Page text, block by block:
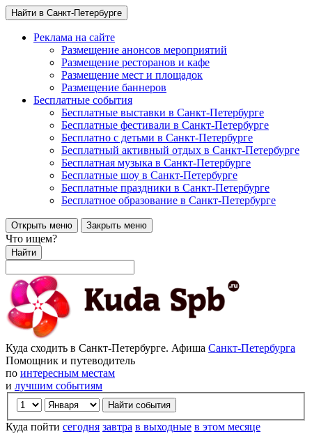
Найти в Санкт-Петербурге
Реклама на сайте
Размещение анонсов мероприятий
Размещение ресторанов и кафе
Размещение мест и площадок
Размещение баннеров
Бесплатные события
Бесплатные выставки в Санкт-Петербурге
Бесплатные фестивали в Санкт-Петербурге
Бесплатно с детьми в Санкт-Петербурге
Бесплатный активный отдых в Санкт-Петербурге
Бесплатная музыка в Санкт-Петербурге
Бесплатные шоу в Санкт-Петербурге
Бесплатные праздники в Санкт-Петербурге
Бесплатное образование в Санкт-Петербурге
Открыть меню Закрыть меню
Что ищем?
Найти
Куда сходить в Санкт-Петербурге. Афиша Санкт-Петербурга
Помощник и путеводитель
по интересным местам
и лучшим событиям
Куда пойти сегодня завтра в выходные в этом месяце